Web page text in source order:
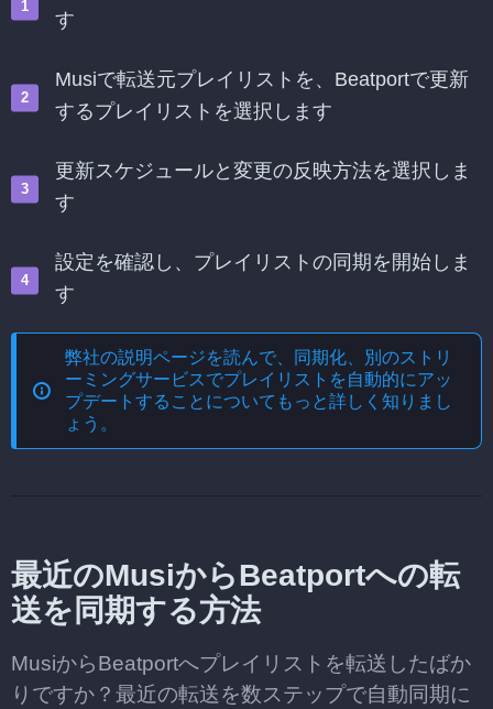
す
Musiで転送元プレイリストを、Beatportで更新
するプレイリストを選択します
更新スケジュールと変更の反映方法を選択しま
す
設定を確認し、プレイリストの同期を開始しま
す
弊社の説明ページを読んで、
同期化、別のストリ
ーミングサービスでプレイリストを自動的にアッ
プデートする ことについてもっと詳しく知りまし
ょう。
最近のMusiからBeatportへの転
送を同期する方法
MusiからBeatportへプレイリストを転送したばか
りですか？最近の転送を数ステップで自動同期に